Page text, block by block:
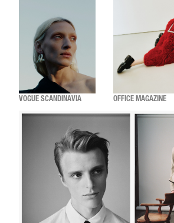
VOGUE SCANDINAVIA OFFICE MAGAZINE